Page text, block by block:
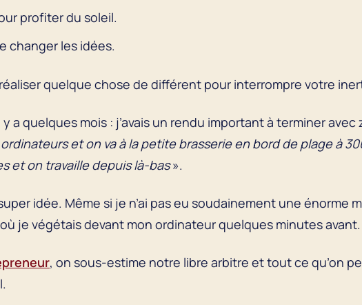
profiter du soleil.
changer les idées.
quelque chose de différent pour interrompre votre
y a quelques mois : j’avais un rendu important à terminer
et on va à la petite brasserie en bord de plage à
et on travaille depuis là-bas».
idée. Même si je n’ai pas eu soudainement une énorme
je végétais devant mon ordinateur quelques minutes avant.
, on sous-estime notre libre arbitre et tout ce qu’on